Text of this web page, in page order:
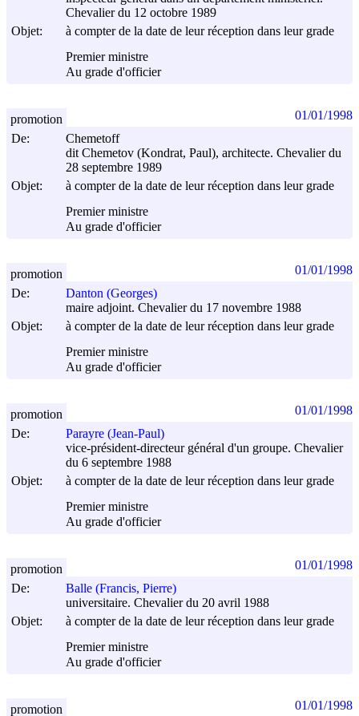
Chevalier du 12 octobre 1989
Objet:
à compter de la date de leur réception dans leur grade
Premier ministre
Au grade d'officier
De:
Chemetoff
dit Chemetov (Kondrat, Paul), architecte. Chevalier du
28 septembre 1989
Objet:
à compter de la date de leur réception dans leur grade
Premier ministre
Au grade d'officier
promotion 01/01/1998
De:
Danton (Georges)
maire adjoint. Chevalier du 17 novembre 1988
Objet:
à compter de la date de leur réception dans leur grade
Premier ministre
Au grade d'officier
promotion 01/01/1998
De:
Parayre (Jean-Paul)
vice-président-directeur général d'un groupe. Chevalier
du 6 septembre 1988
Objet:
à compter de la date de leur réception dans leur grade
Premier ministre
Au grade d'officier
promotion 01/01/1998
De:
Balle (Francis, Pierre)
universitaire. Chevalier du 20 avril 1988
Objet:
à compter de la date de leur réception dans leur grade
Premier ministre
Au grade d'officier
promotion 01/01/1998
promotion 01/01/1998